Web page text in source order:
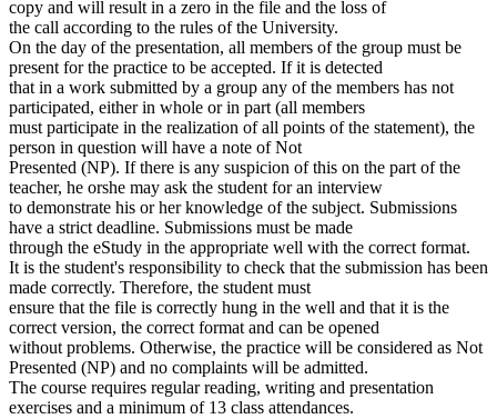
copy and will result in a zero in the file and the loss of
the call according to the rules of the University.
On the day of the presentation, all members of the group must be
present for the practice to be accepted. If it is detected
that in a work submitted by a group any of the members has not
participated, either in whole or in part (all members
must participate in the realization of all points of the statement), the
person in question will have a note of Not
Presented (NP). If there is any suspicion of this on the part of the
teacher, he orshe may ask the student for an interview
to demonstrate his or her knowledge of the subject. Submissions
have a strict deadline. Submissions must be made
through the eStudy in the appropriate well with the correct format.
It is the student's responsibility to check that the submission has been
made correctly. Therefore, the student must
ensure that the file is correctly hung in the well and that it is the
correct version, the correct format and can be opened
without problems. Otherwise, the practice will be considered as Not
Presented (NP) and no complaints will be admitted.
The course requires regular reading, writing and presentation
exercises and a minimum of 13 class attendances.